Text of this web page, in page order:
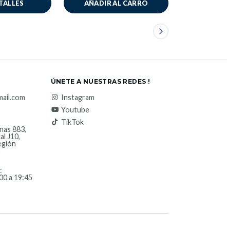
AÑADIR AL CARRO
883,
J10,
a 19:45
ÚNETE A NUESTRAS REDES !
Instagram
Youtube
TikTok